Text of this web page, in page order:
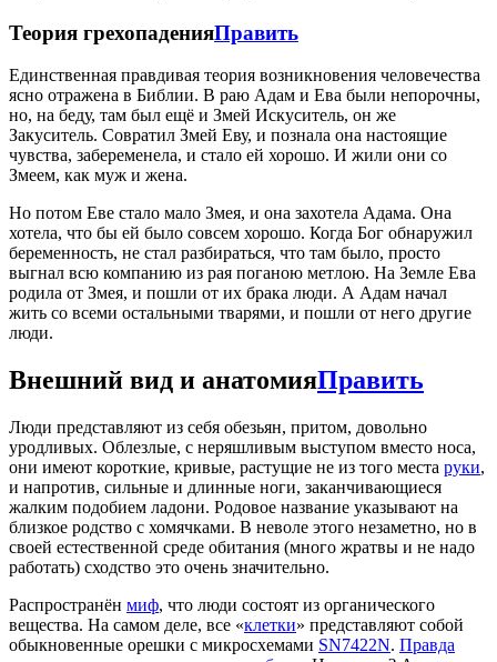
Теория грехопаденияПравить
Единственная правдивая теория возникновения человечества
ясно отражена в Библии. В раю Адам и Ева были непорочны,
но, на беду, там был ещё и Змей Искуситель, он же
Закуситель. Совратил Змей Еву, и познала она настоящие
чувства, забеременела, и стало ей хорошо. И жили они со
Змеем, как муж и жена.
Но потом Еве стало мало Змея, и она захотела Адама. Она
хотела, что бы ей было совсем хорошо. Когда Бог обнаружил
беременность, не стал разбираться, что там было, просто
выгнал всю компанию из рая поганою метлою. На Земле Ева
родила от Змея, и пошли от их брака люди. А Адам начал
жить со всеми остальными тварями, и пошли от него другие
люди.
Внешний вид и анатомияПравить
Люди представляют из себя обезьян, притом, довольно
уродливых. Облезлые, с неряшливым выступом вместо носа,
они имеют короткие, кривые, растущие не из того места руки,
и напротив, сильные и длинные ноги, заканчивающиеся
жалким подобием ладони. Родовое название указывают на
близкое родство с хомячками. В неволе этого незаметно, но в
своей естественной среде обитания (много жратвы и не надо
работать) сходство это очень значительно.
Распространён миф, что люди состоят из органического
вещества. На самом деле, все «клетки» представляют собой
обыкновенные орешки с микросхемами SN7422N. Правда